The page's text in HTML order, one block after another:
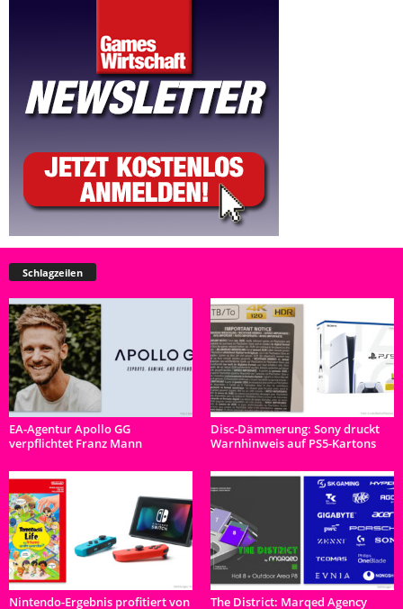
Schlagzeilen
EA-Agentur Apollo GG
verpflichtet Franz Mann
Disc-Dämmerung: Sony druckt
Warnhinweis auf PS5-Kartons
Nintendo-Ergebnis profitiert von
The District: Marqed Agency